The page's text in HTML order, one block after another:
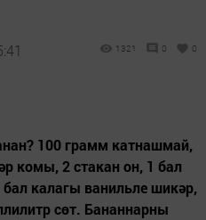
1321 0 0
100 грамм катнашмай,
комы, 2 стакан он, 1 бал
калагы ванильле шикәр,
сөт. Бананнарны